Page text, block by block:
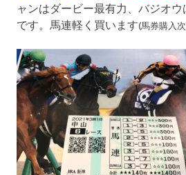
ャンはダービー最有力、バジオ
です。馬連軽く買います(馬券購入